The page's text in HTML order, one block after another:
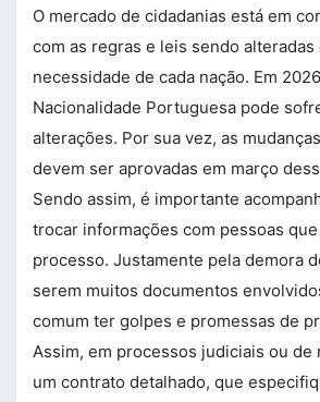
O mercado de cidadanias está em
com as regras e leis sendo alteradas
necessidade de cada nação. Em
Nacionalidade Portuguesa pode
alterações. Por sua vez, as
devem ser aprovadas em março
Sendo assim, é importante
trocar informações com pessoas
processo. Justamente pela demora
serem muitos documentos
comum ter golpes e promessas de
Assim, em processos judiciais ou de
um contrato detalhado, que